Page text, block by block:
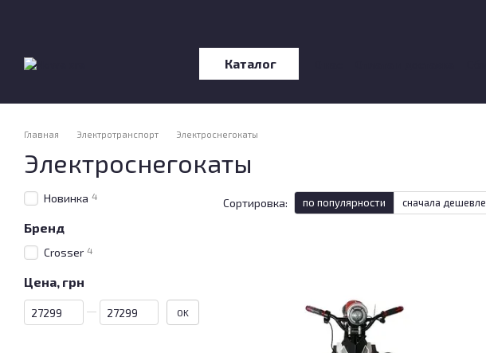
Каталог
Главная Электротранспорт Электроснегокаты
Электроснегокаты
Сортировка: по популярности сначала дешевле
Новинка 4
Бренд
Crosser 4
Цена, грн
От Цена, грн
До Цена, грн OK